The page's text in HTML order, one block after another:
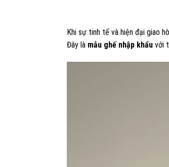
Khi sự tinh tế và hiện đại giao
Đây là mẫu ghế nhập khẩu với